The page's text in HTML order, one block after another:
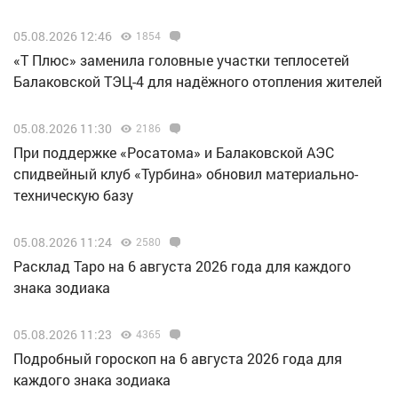
05.08.2026 12:46 1854
«Т Плюс» заменила головные участки теплосетей
Балаковской ТЭЦ-4 для надёжного отопления жителей
05.08.2026 11:30 2186
При поддержке «Росатома» и Балаковской АЭС
спидвейный клуб «Турбина» обновил материально-
техническую базу
05.08.2026 11:24 2580
Расклад Таро на 6 августа 2026 года для каждого
знака зодиака
05.08.2026 11:23 4365
Подробный гороскоп на 6 августа 2026 года для
каждого знака зодиака